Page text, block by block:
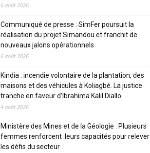
6 août 2026
Communiqué de presse : SimFer poursuit la
réalisation du projet Simandou et franchit de
nouveaux jalons opérationnels
6 août 2026
Kindia : incendie volontaire de la plantation, des
maisons et des véhicules à Koliagbé. La justice
tranche en faveur d’Ibrahima Kalil Diallo
4 août 2026
Ministère des Mines et de la Géologie : Plusieurs
femmes renforcent leurs capacités pour relever
les défis du secteur